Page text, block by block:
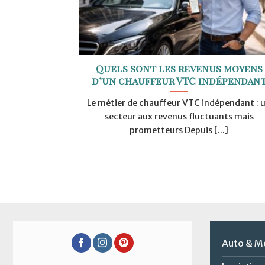
Quels sont les revenus moyens
d’un chauffeur VTC
Le métier de chauffeur VTC indépendant :
secteur aux revenus fluctuants mais
prometteurs Depuis [...]
Auto &